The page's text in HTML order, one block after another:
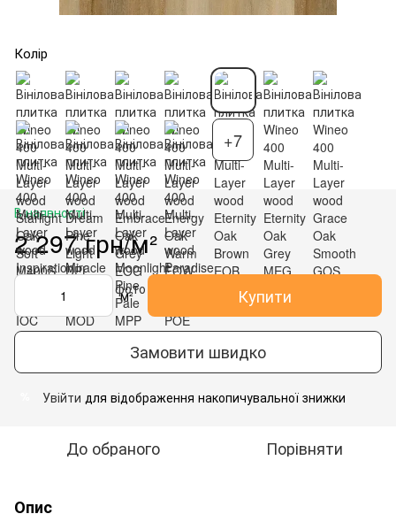
Колір
+7
В наявності
2 297 грн/м²
м² Купити
Замовити швидко
Увійти для відображення накопичувальної знижки
До обраного Порівняти
Опис